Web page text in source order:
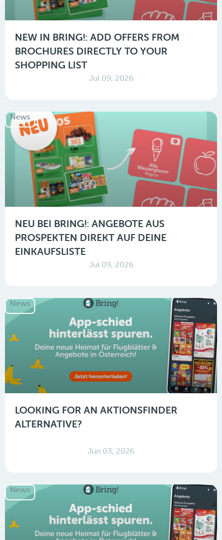
NEW IN BRING!: ADD OFFERS FROM
BROCHURES DIRECTLY TO YOUR
SHOPPING LIST
Jul 09, 2026
News
NEU BEI BRING!: ANGEBOTE AUS
PROSPEKTEN DIREKT AUF DEINE
EINKAUFSLISTE
Jul 09, 2026
News
LOOKING FOR AN AKTIONSFINDER
ALTERNATIVE?
Jun 03, 2026
News